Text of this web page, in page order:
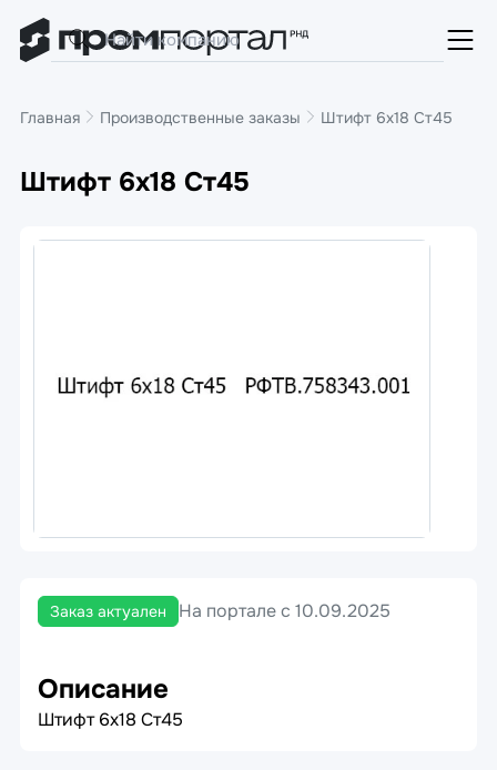
Главная Производственные заказы Штифт 6х18 Ст45
Штифт 6х18 Ст45
Заказ актуален На портале с 10.09.2025
Описание
Штифт 6х18 Ст45